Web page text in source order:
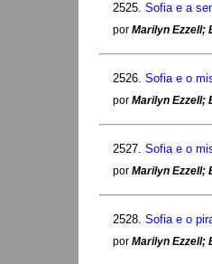
2525. Sofia e a
por Marilyn Ezzell;
2526. Sofia e o
por Marilyn Ezzell;
2527. Sofia e o
por Marilyn Ezzell;
2528. Sofia e o
por Marilyn Ezzell;